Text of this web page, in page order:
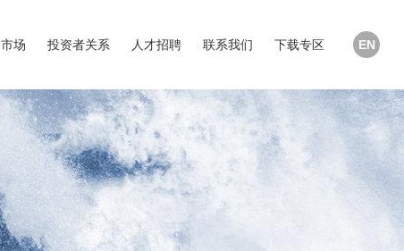
EN
市场 投资者关系 人才招聘 联系我们 下载专区